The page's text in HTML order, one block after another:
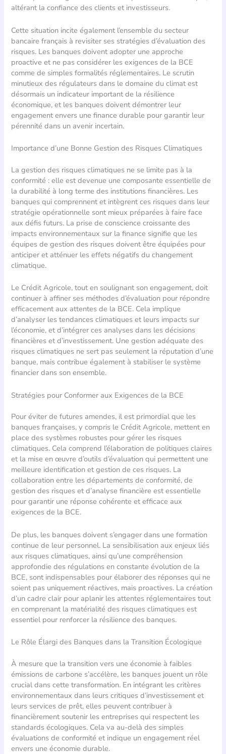
altérant la confiance des clients et investisseurs.
Cette situation incite également l’ensemble du secteur
bancaire français à revisiter ses stratégies d’évaluation des
risques. Les banques doivent adopter une approche
proactive et ne pas considérer les exigences de la BCE
comme de simples formalités réglementaires. Le scrutin
minutieux des régulateurs dans le domaine du climat est
désormais un indicateur important de la résilience
économique, et les banques doivent démontrer leur
engagement envers une finance durable pour garantir leur
pérennité dans un avenir incertain.
Importance d’une Bonne Gestion des Risques Climatiques
La gestion des risques climatiques ne se limite pas à la
conformité : elle est devenue une composante essentielle de
la durabilité à long terme des institutions financières. Les
banques qui comprennent et intègrent ces risques dans leur
stratégie opérationnelle sont mieux préparées à faire face
aux défis futurs. La prise de conscience croissante des
impacts environnementaux sur la finance signifie que les
équipes de gestion des risques doivent être équipées pour
anticiper et atténuer les effets négatifs du changement
climatique.
Le Crédit Agricole, tout en soulignant son engagement, doit
continuer à affiner ses méthodes d’évaluation pour répondre
efficacement aux attentes de la BCE. Cela implique
d’analyser les tendances climatiques et leurs impacts sur
l’économie, et d’intégrer ces analyses dans les décisions
financières et d’investissement. Une gestion adéquate des
risques climatiques ne sert pas seulement la réputation d’une
banque, mais contribue également à stabiliser le système
financier dans son ensemble.
Stratégies pour Conformer aux Exigences de la BCE
Pour éviter de futures amendes, il est primordial que les
banques françaises, y compris le Crédit Agricole, mettent en
place des systèmes robustes pour gérer les risques
climatiques. Cela comprend l’élaboration de politiques claires
et la mise en œuvre d’outils d’évaluation qui permettent une
meilleure identification et gestion de ces risques. La
collaboration entre les départements de conformité, de
gestion des risques et d’analyse financière est essentielle
pour garantir une réponse cohérente et efficace aux
exigences de la BCE.
De plus, les banques doivent s’engager dans une formation
continue de leur personnel. La sensibilisation aux enjeux liés
aux risques climatiques, ainsi qu’une compréhension
approfondie des régulations en constante évolution de la
BCE, sont indispensables pour élaborer des réponses qui ne
soient pas uniquement réactives, mais proactives. La création
d’un cadre clair pour aplanir les attentes réglementaires tout
en comprenant la matérialité des risques climatiques est
essentiel pour renforcer la résilience des banques.
Le Rôle Élargi des Banques dans la Transition Écologique
À mesure que la transition vers une économie à faibles
émissions de carbone s’accélère, les banques jouent un rôle
crucial dans cette transformation. En intégrant les critères
environnementaux dans leurs critiques d’investissement et
leurs services de prêt, elles peuvent contribuer à
financièrement soutenir les entreprises qui respectent les
standards écologiques. Cela va au-delà des simples
évaluations de conformité et indique un engagement réel
envers une économie durable.